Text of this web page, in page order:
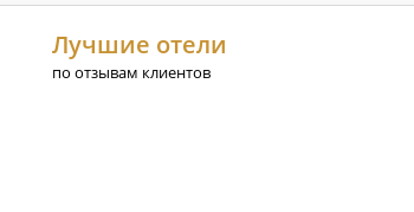
Лучшие отели
по отзывам клиентов